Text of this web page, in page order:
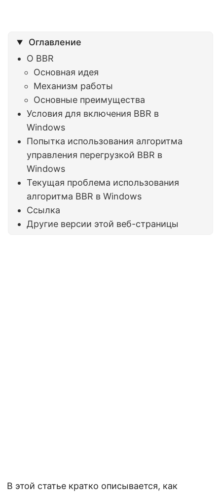
Оглавление
О BBR
Основная идея
Механизм работы
Основные преимущества
Условия для включения BBR в
Windows
Попытка использования алгоритма
управления перегрузкой BBR в
Windows
Текущая проблема использования
алгоритма BBR в Windows
Ссылка
Другие версии этой веб-страницы
В этой статье кратко описывается, как